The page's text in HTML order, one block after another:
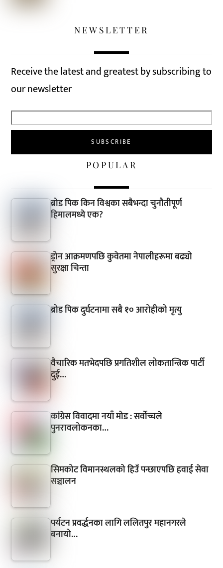
NEWSLETTER
Receive the latest and greatest by subscribing to
our newsletter
POPULAR
ब्रोड पिक किन विश्वका सबैभन्दा चुनौतीपूर्ण
हिमालमध्ये एक?
ड्रोन आक्रमणपछि कुवेतमा नेपालीहरूमा बढ्यो
सुरक्षा चिन्ता
ब्रोड पिक दुर्घटनामा सबै १० आरोहीको मृत्यु
वैचारिक मतभेदपछि प्रगतिशील लोकतान्त्रिक पार्टी
दुई…
कांग्रेस विवादमा नयाँ मोड : सर्वोच्चले
पुनरावलोकनका…
सिमकोट विमानस्थलको हिउँ पन्छाएपछि हवाई सेवा
सञ्चालन
पर्यटन प्रवर्द्धनका लागि ललितपुर महानगरले
बनायो…